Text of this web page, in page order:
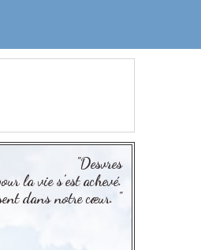
"Desvres
la vie s’est achevé.
dans notre cœur. "